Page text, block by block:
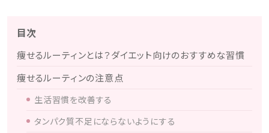
目次
痩せるルーティンとは？ダイエット向けのおすすめな習慣
痩せるルーティンの注意点
生活習慣を改善する
タンパク質不足にならないようにする